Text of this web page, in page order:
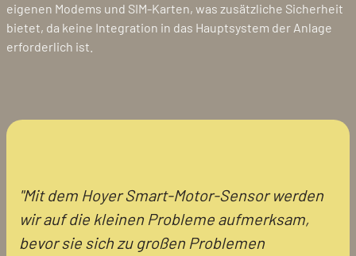
eigenen Modems und SIM-Karten, was zusätzliche Sicherheit
bietet, da keine Integration in das Hauptsystem der Anlage
erforderlich ist.
"Mit dem Hoyer Smart-Motor-Sensor werden
wir auf die kleinen Probleme aufmerksam,
bevor sie sich zu großen Problemen